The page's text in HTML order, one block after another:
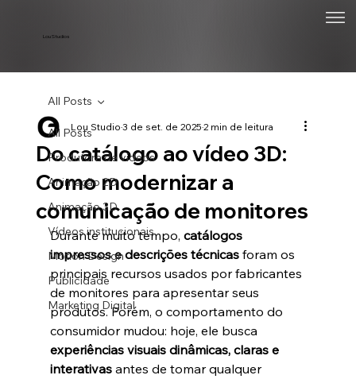
Lou Studios
All Posts
Produtora de vídeos
Animação 2D
Animação 3D
Vídeos institucionais
Motion Design
Publicidade
Marketing Digital
All Posts
Do catálogo ao vídeo 3D:
Como modernizar a
comunicação de monitores
Lou Studio3 de set. de 20252 min de leitura
Durante muito tempo, catálogos
impressos e descrições técnicas foram os
principais recursos usados por fabricantes
de monitores para apresentar seus
produtos. Porém, o comportamento do
consumidor mudou: hoje, ele busca
experiências visuais dinâmicas, claras e
interativas antes de tomar qualquer